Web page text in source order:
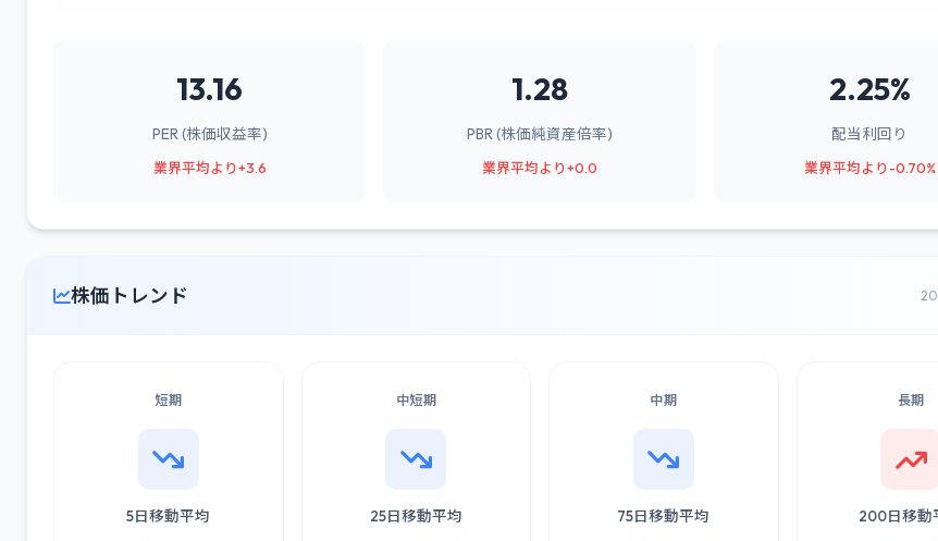
13.16
PER (株価収益率)
業界平均より+3.6
1.28
PBR (株価純資産倍率)
業界平均より+0.0
2.25%
配当利回り
業界平均より-0.70%
株価トレンド
短期
5日移動平均
中短期
25日移動平均
中期
75日移動平均
長期
200日移動